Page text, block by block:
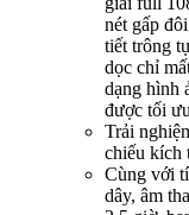
nét gấp
tiết trông
dọc chỉ
dạng hình
được tối
Trải
chiếu kích
Cùng với
dây, âm